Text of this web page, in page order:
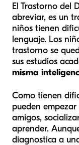
El Trastorno del
abreviar, es un
niños tienen
lenguaje. Los
trastorno se
sus estudios
misma
Como tienen
pueden
amigos,
aprender.
diagnostica a